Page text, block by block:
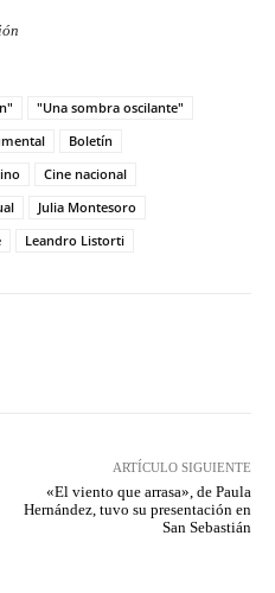
"Una sombra oscilante"
Boletín
Cine nacional
Julia Montesoro
Leandro Listorti
ARTÍCULO SIGUIENTE
«El viento que arrasa», de Paula
Hernández, tuvo su presentación en
San Sebastián